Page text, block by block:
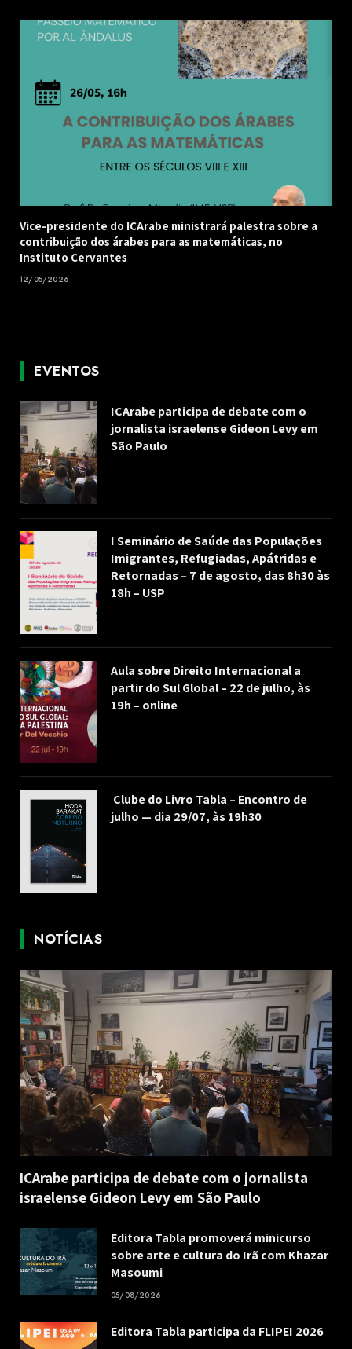
Vice-presidente do ICArabe ministrará palestra sobre a
contribuição dos árabes para as matemáticas, no
Instituto Cervantes
12/05/2026
EVENTOS
ICArabe participa de debate com o
jornalista israelense Gideon Levy em
São Paulo
I Seminário de Saúde das Populações
Imigrantes, Refugiadas, Apátridas e
Retornadas – 7 de agosto, das 8h30 às
18h – USP
Aula sobre Direito Internacional a
partir do Sul Global – 22 de julho, às
19h – online
Clube do Livro Tabla – Encontro de
julho — dia 29/07, às 19h30
NOTÍCIAS
ICArabe participa de debate com o jornalista
israelense Gideon Levy em São Paulo
Editora Tabla promoverá minicurso
sobre arte e cultura do Irã com Khazar
Masoumi
05/08/2026
Editora Tabla participa da FLIPEI 2026